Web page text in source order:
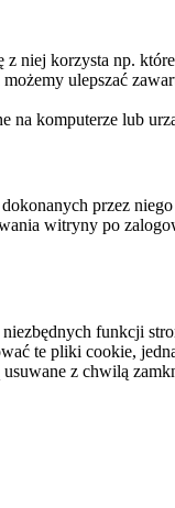
niej korzysta np.
ulepszać
na komputerze lub
przez
witryny po
funkcji
te pliki cookie,
z chwilą